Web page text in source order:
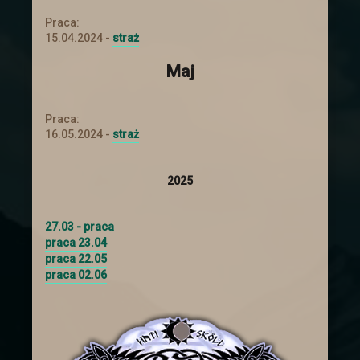
Wydarzenie w dalekiej krainie zostało
Niestety wiedza o tym co się tam
Zapraszamy do Aktualizacji
Zapraszamy Wszystkich na Świąteczną
Ucztę, która odbędzie się od 20 grudnia
do 9 stycznia. Więcej informacji
znajdziecie więcej :)
Praca:
15.04.2024 - straż
Maj
Praca:
16.05.2024 - straż
2025
27.03 - praca
praca 23.04
praca 22.05
praca 02.06